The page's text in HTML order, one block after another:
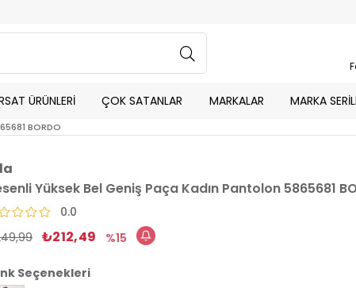
ÜRÜNLERİ ÇOK SATANLAR MARKALAR MARKA
BORDO
Yüksek Bel Geniş Paça Kadın Pantolon 5865681
0.0
₺212,49 15
Seçenekleri